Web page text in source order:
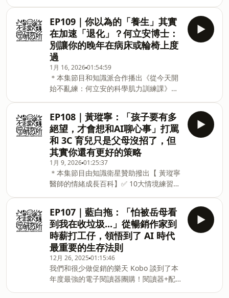
專屬社群討論，不靠意志力硬撐改變＊本
集節目和知識衛星合作播出－今天邀請到
的來賓，是我追蹤和仰慕已久的雪力老
師。她的 YouTube 頻道
&quot;Sherry&#39;s Notes 雪力的心理
學筆記&quot; 現在已經突破 50 萬訂閱
了。恭喜恭喜雪力老師！他是哥倫比亞大
學畢業的組織心理學家，也是MBTI國際
認證
MJ 最新力作！專屬折扣碼（再折500
元）：sho500課程連結：
https://hi.sat.cool/WrCE91️⃣人生最強價
速器 » 懂人心＋同視野＋能佈局，從「賣
東西」升級為「談生意」，掌握推動決策
的商業操盤能力2️⃣ 數字力 × 業務力 » 用
杜邦方程式、CAC 與 LTV 精準決策，不只
拼成交，也要能創造真實獲利！3️⃣ MJ 獨
家銷售飛輪 » 系統性打造可複製的成交引
擎，讓業績具備穩定成長的慣性4️⃣ 全產業
銷售地圖 » 將多年輔導百業、橫跨國際市
場的經驗，整理成六大銷售階段的實戰工
具包 5️⃣ 賦能團隊銷售文化 » 告別單兵獨
鬥，透過 K 值激勵與戰情室管理，打造具
備獲利共識的「全員銷售」戰隊＊本集節
目和知識衛星合作播出－今天邀請到的來
賓是我相當佩服的老師
EP109｜你以為的「養生」其實
在加速「退化」？何立安博士：
別讓你的晚年在病床或輪椅上度
過
1月 16, 202601:54:59
＊本集節目和知識派合作播出《從今天開
始不亂練：何立安的科學肌力訓練課》從
傷的訓練系統課程連結：
https://pse.is/8j7nep輸入
【SHOSHO2026】再折 $400！何立安博
士 首次開設線上課！①解構過往重訓迷
思，重新建立正確、科學的訓練認知②多
機實拍動作細節，清楚呈現「做對的時
候，身體應該是什麼狀態」③完整公開各
項動作的進退階技巧，從此告別受傷④傳
授自主規劃與調整課表的實戰能力，不再
盲從制式的訓練菜單－今天邀請到的來賓
絕對是最重量級的喔，你等一下看他的肌
肉SIZE就知道。怪獸訓練的創辦人何立安
博士！他是台灣最早把國外最新進的肌力
與體能科學化訓練，帶回來給台灣大眾的
先驅之一，也是極少數能夠將學術殿堂的
知識，整合進適合一般大眾的訓練法的專
家。他不但是許多健身教練的教練，還是
讓台灣社會開始注重用肌力來對抗老化的
EP108｜黃瑽寧：「孩子要有多
絕望，才會想和AI聊心事」打罵
和 3C 育兒只是父母沒招了，但
其實你還有更好的策略
1月 9, 202601:25:37
＊本集節目由知識衛星贊助撥出【 黃瑽寧
醫師的情緒成長百科】✅ 10大情境練習，
孩子建立正向情緒循環✅ 3大面向穩定情
緒，親子對話、伴侶溝通、調節自身情緒
✅ 從大腦發展看懂孩子需求，以科學方法
有效情緒教養🎁 加碼：7 部獨家提供原創
情緒主題動畫、無限次數觀看👉輸入專屬
折扣碼「350sho」，再折 350 元🔍查看
完整課程介紹：
https://hi.sat.cool/wrZgS--今天邀請到的
來賓是我們爸媽的明燈，孩子的救星，黃
EP107｜藍白拖：「怕被岳母看
到我在收垃圾...」從暢銷作家到
時薪打工仔，領悟到了 AI 時代
最重要的生存法則
12月 26, 2025 01:15:46
我們和很少做促銷的樂天 Kobo 談到了本
年度最強的電子閱讀器團購！閱讀器+配